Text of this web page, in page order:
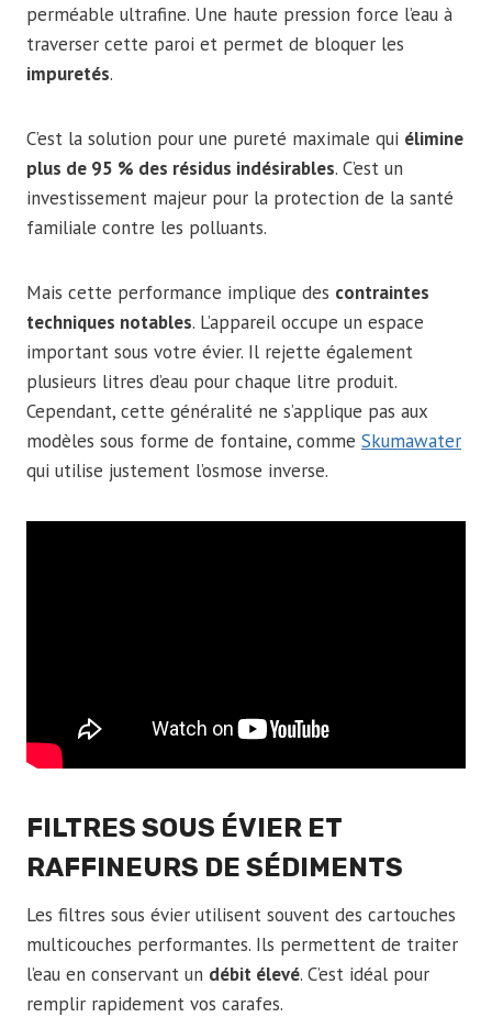
perméable ultrafine. Une haute pression force l’eau à
traverser cette paroi et permet de bloquer les
impuretés.
C’est la solution pour une pureté maximale qui élimine
plus de 95 % des résidus indésirables. C’est un
investissement majeur pour la protection de la santé
familiale contre les polluants.
Mais cette performance implique des contraintes
techniques notables. L’appareil occupe un espace
important sous votre évier. Il rejette également
plusieurs litres d’eau pour chaque litre produit.
Cependant, cette généralité ne s’applique pas aux
modèles sous forme de fontaine, comme Skumawater
qui utilise justement l’osmose inverse.
FILTRES SOUS ÉVIER ET
RAFFINEURS DE SÉDIMENTS
Les filtres sous évier utilisent souvent des cartouches
multicouches performantes. Ils permettent de traiter
l’eau en conservant un débit élevé. C’est idéal pour
remplir rapidement vos carafes.